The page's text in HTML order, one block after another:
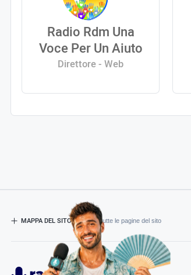
Radio Rdm Una
Voce Per Un Aiuto
Direttore - Web
MAPPA DEL SITO- Esplora tutte le pagine del sito